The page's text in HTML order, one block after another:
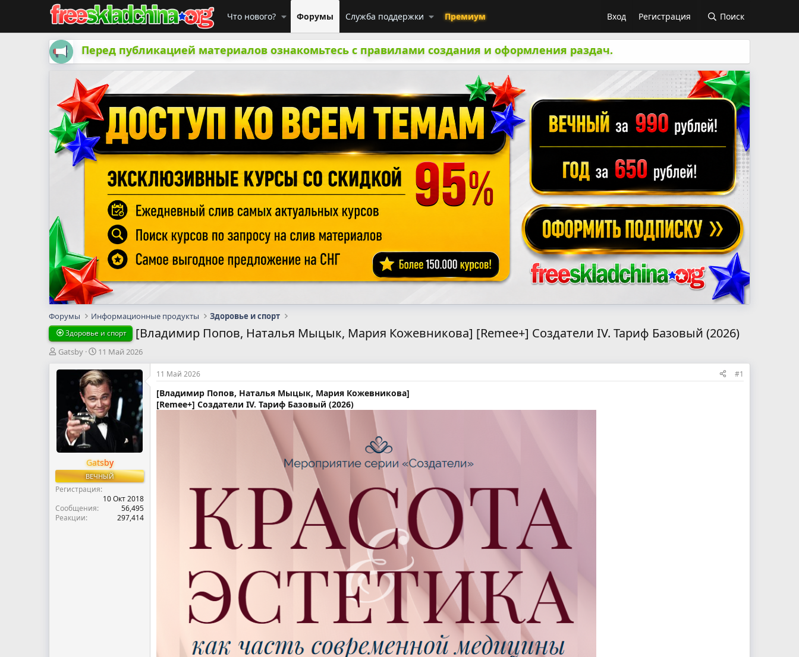
Что нового? Форумы Служба поддержки Премиум Вход Регистрация Поиск
Перед публикацией материалов ознакомьтесь с правилами создания и оформления раздач.
Форумы Информационные продукты Здоровье и спорт
Здоровье и спорт [Владимир Попов, Наталья Мыцык, Мария Кожевникова] [Remee+] Создатели IV. Тариф Базовый (2026)
А
т
м
ы
Gatsby
Д
т
а
н
а
ч
а
л
11 Май 2026
Gatsby
ВЕЧНЫЙ
Регистрация
10 Окт 2018
Сообщения
56,495
Реакции
297,414
11 Май 2026 #1
[Владимир Попов, Наталья Мыцык, Мария Кожевникова]
[Remee+] Создатели IV. Тариф Базовый (2026)